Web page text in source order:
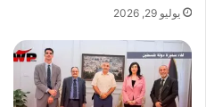
يوليو 29, 2026